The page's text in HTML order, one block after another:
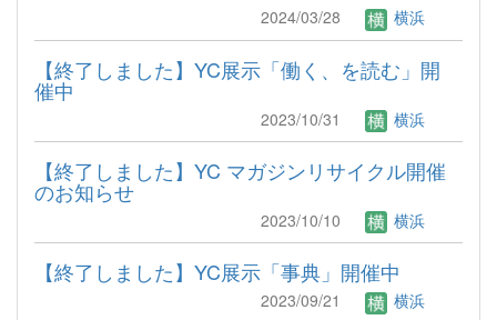
2024/03/28 横浜
【終了しました】YC展示「働く、を読む」開
催中
2023/10/31 横浜
【終了しました】YC マガジンリサイクル開催
のお知らせ
2023/10/10 横浜
【終了しました】YC展示「事典」開催中
2023/09/21 横浜